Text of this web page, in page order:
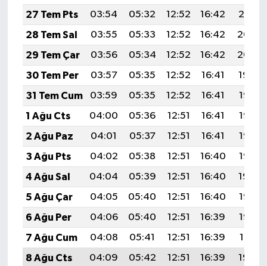
27 Tem Pts
03:54 05:32 12:52 16:42
20:01
28 Tem Sal
03:55 05:33 12:52 16:42
20:00
29 Tem Çar
03:56 05:34 12:52 16:42
20:00
30 Tem Per
03:57 05:35 12:52 16:41
19:59
31 Tem Cum
03:59 05:35 12:52 16:41
19:58
1 Ağu Cts
04:00 05:36 12:51 16:41
19:57
2 Ağu Paz
04:01 05:37 12:51 16:41
19:56
3 Ağu Pts
04:02 05:38 12:51 16:40
19:55
4 Ağu Sal
04:04 05:39 12:51 16:40
19:54
5 Ağu Çar
04:05 05:40 12:51 16:40
19:53
6 Ağu Per
04:06 05:40 12:51 16:39
19:52
7 Ağu Cum
04:08 05:41 12:51 16:39
19:51
8 Ağu Cts
04:09 05:42 12:51 16:39
19:49